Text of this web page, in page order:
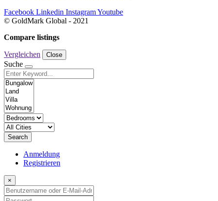
Facebook Linkedin InstagramYoutube
© GoldMark Global - 2021
Compare listings
Vergleichen Close
Suche
Search
Anmeldung
Registrieren
×